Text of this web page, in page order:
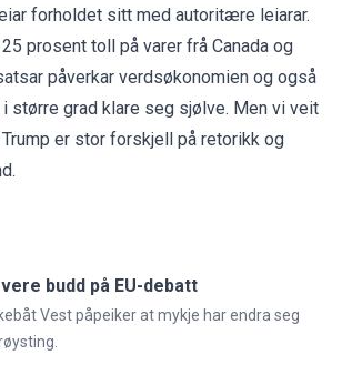
forholdet sitt med autoritære leiarar.
prosent toll på varer frå Canada og
påverkar verdsøkonomien og også
i større grad klare seg sjølve. Men vi veit
er stor forskjell på retorikk og
budd på EU-debatt
Vest påpeiker at mykje har endra seg